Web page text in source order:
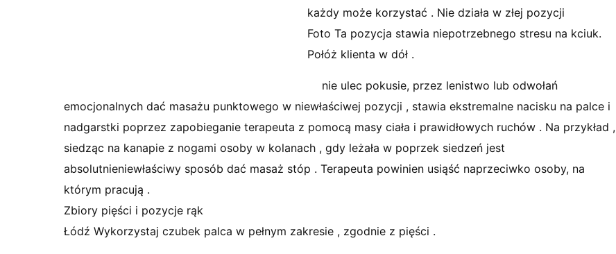
każdy może korzystać . Nie działa w złej pozycji
Foto Ta pozycja stawia niepotrzebnego stresu na kciuk.
Połóż klienta w dół .
nie ulec pokusie, przez lenistwo lub odwołań
emocjonalnych dać masażu punktowego w niewłaściwej pozycji , stawia ekstremalne nacisku na palce i
nadgarstki poprzez zapobieganie terapeuta z pomocą masy ciała i prawidłowych ruchów . Na przykład ,
siedząc na kanapie z nogami osoby w kolanach , gdy leżała w poprzek siedzeń jest
absolutnieniewłaściwy sposób dać masaż stóp . Terapeuta powinien usiąść naprzeciwko osoby, na
którym pracują .
Zbiory pięści i pozycje rąk
Łódź Wykorzystaj czubek palca w pełnym zakresie , zgodnie z pięści .